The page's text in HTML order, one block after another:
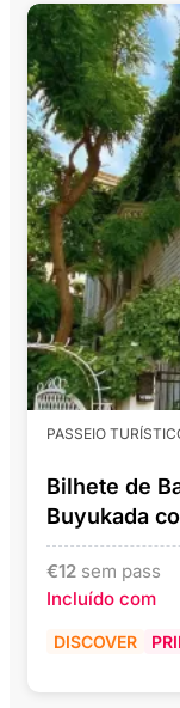
PASSEIO
Bilhete de
Buyukada
€12 sem pass
Incluído com
DISCOVER